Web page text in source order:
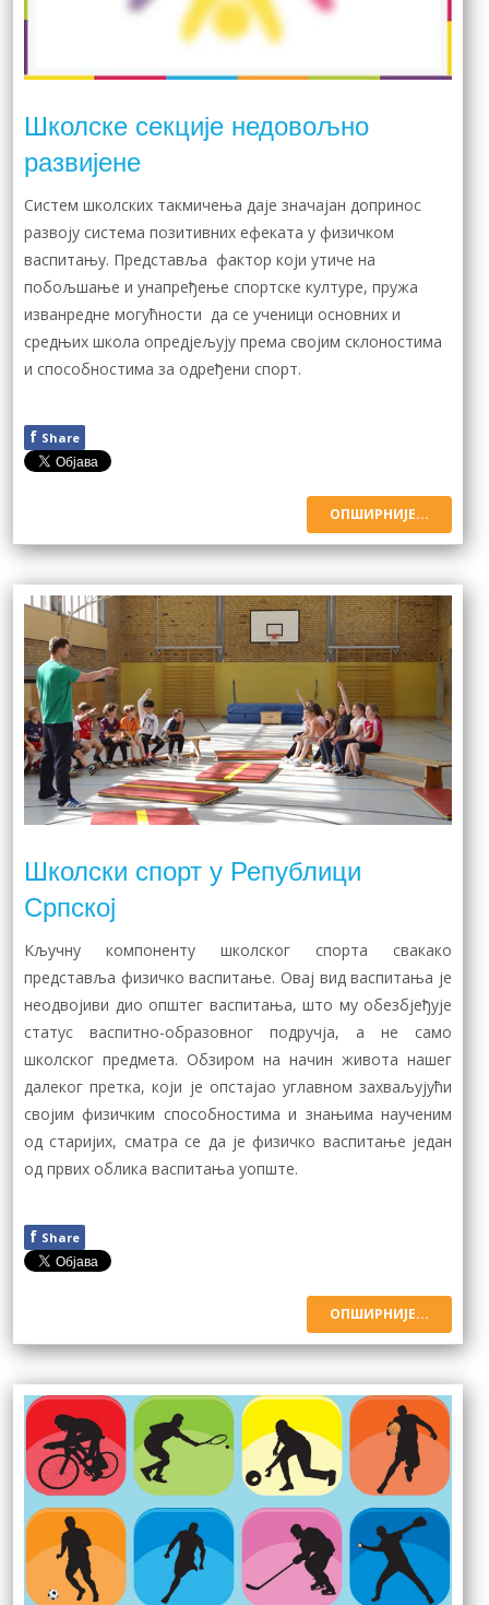
Школске секције недовољно
развијене
Систем школских такмичења даје значајан допринос
развоју система позитивних ефеката у физичком
васпитању. Представља фактор који утиче на
побољшање и унапређење спортске културе, пружа
изванредне могућности да се ученици основних и
средњих школа опредјељују према својим склоностима
и способностима за одређени спорт.
f Share
ОПШИРНИЈЕ...
Школски спорт у Републици
Српскоj
Kључну компоненту школског спорта свакако
представља физичко васпитање. Овај вид васпитања је
неодвојиви дио општег васпитања, што му обезбјеђује
статус васпитно-образовног подручја, а не само
школског предмета. Обзиром на начин живота нашег
далеког претка, који је опстајао углавном захваљујући
својим физичким способностима и знањима наученим
од старијих, сматра се да је физичко васпитање један
од првих облика васпитања уопште.
f Share
ОПШИРНИЈЕ...